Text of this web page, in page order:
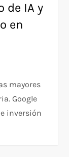
de IA y
en
mayores
Google
inversión